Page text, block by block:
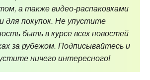
а также видео-распаковками
для покупок. Не упустите
быть в курсе всех новостей
за рубежом. Подписывайтесь и
ничего интересного!